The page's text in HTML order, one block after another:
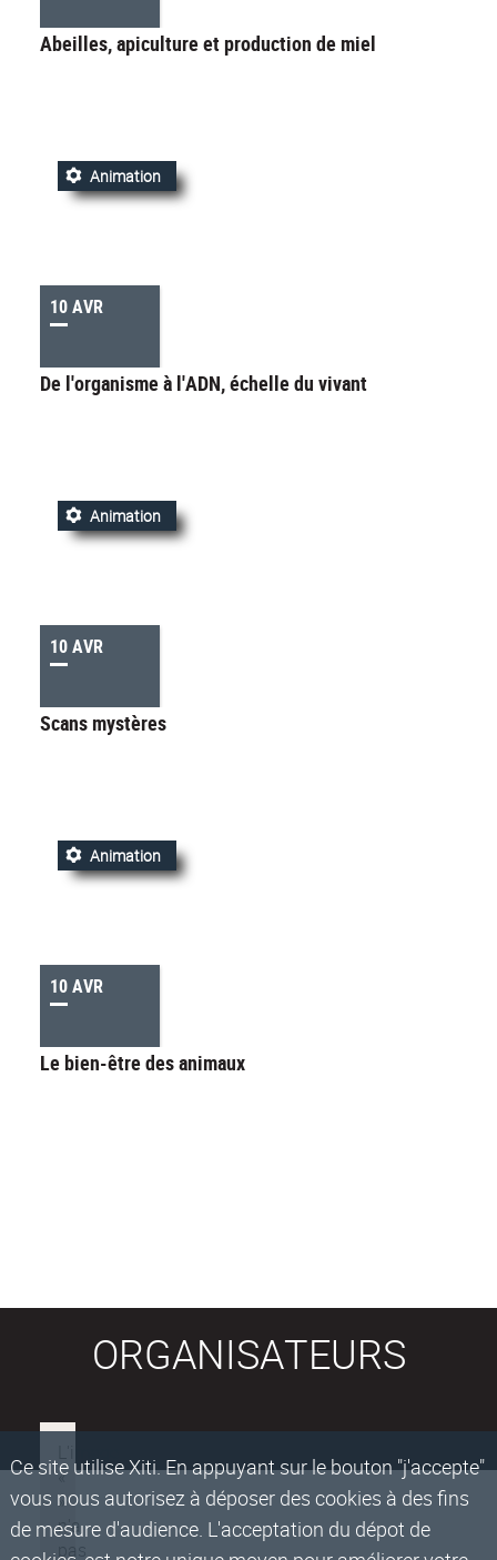
Ce site utilise Xiti. En appuyant sur le bouton "j'accepte"
vous nous autorisez à déposer des cookies à des fins
de mesure d'audience. L'acceptation du dépot de
Abeilles, apiculture et production de miel
10 AVR
Animation
De l'organisme à l'ADN, échelle du vivant
10 AVR
Animation
Scans mystères
10 AVR
Animation
Le bien-être des animaux
ORGANISATEURS